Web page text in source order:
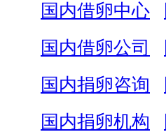
国内借卵中心
国内借卵公司
国内捐卵咨询
国内捐卵机构